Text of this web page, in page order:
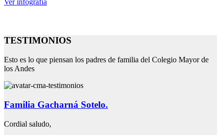
TESTIMONIOS
Esto es lo que piensan los padres de familia del Colegio Mayor de
los Andes
Familia Gacharná Sotelo.
Cordial saludo,